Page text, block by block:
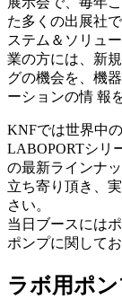
た多くの出展社
ステム＆ソリュ
業の方には、新
グの機会を、機
ーションの情 報
KNFでは世界中
LABOPORTシリ
の最新ラインナ
立ち寄り頂き、
さい。
当日ブースには
ポンプに関して
ラボ用ポ